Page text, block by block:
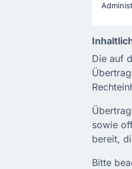
Die auf
sowie
bereit,
Bitte